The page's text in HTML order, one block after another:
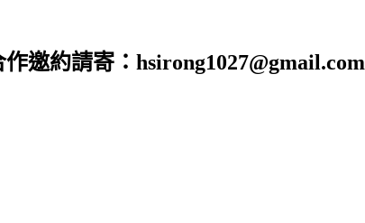
邀約請寄：hsirong1027@gmail.com